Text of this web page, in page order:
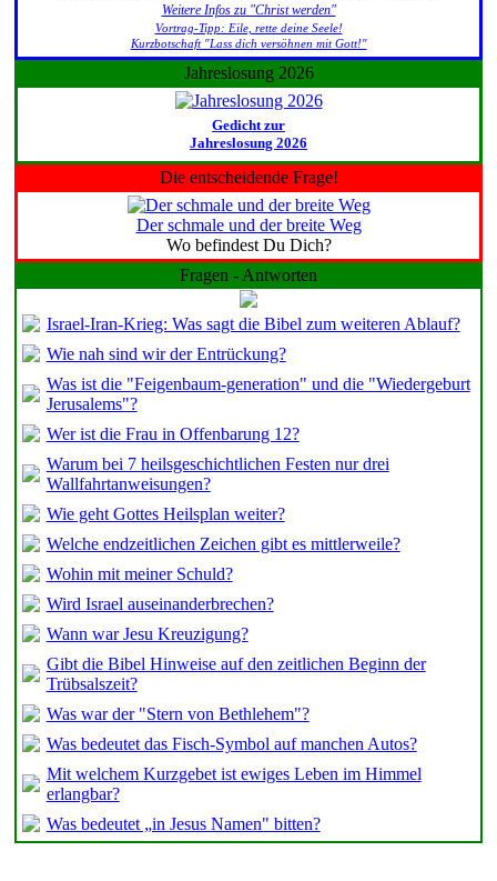
Weitere Infos zu "Christ werden"
Vortrag-Tipp: Eile, rette deine Seele!
Kurzbotschaft "Lass dich versöhnen mit Gott!"
Jahreslosung 2026
Gedicht zur
Jahreslosung 2026
Die entscheidende Frage!
Der schmale und der breite Weg
Wo befindest Du Dich?
Fragen - Antworten
Israel-Iran-Krieg: Was sagt die Bibel zum weiteren Ablauf?
Wie nah sind wir der Entrückung?
Was ist die "Feigenbaum-generation" und die "Wiedergeburt
Jerusalems"?
Wer ist die Frau in Offenbarung 12?
Warum bei 7 heilsgeschichtlichen Festen nur drei
Wallfahrtanweisungen?
Wie geht Gottes Heilsplan weiter?
Welche endzeitlichen Zeichen gibt es mittlerweile?
Wohin mit meiner Schuld?
Wird Israel auseinanderbrechen?
Wann war Jesu Kreuzigung?
Gibt die Bibel Hinweise auf den zeitlichen Beginn der
Trübsalszeit?
Was war der "Stern von Bethlehem"?
Was bedeutet das Fisch-Symbol auf manchen Autos?
Mit welchem Kurzgebet ist ewiges Leben im Himmel
erlangbar?
Was bedeutet „in Jesus Namen" bitten?